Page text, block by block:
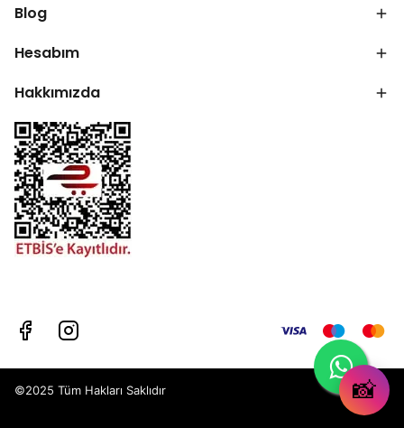
Blog
Hesabım
Hakkımızda
©2025 Tüm Hakları Saklıdır 📸